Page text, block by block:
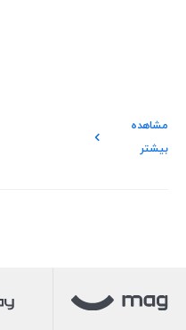
مشاهده
بیشتر